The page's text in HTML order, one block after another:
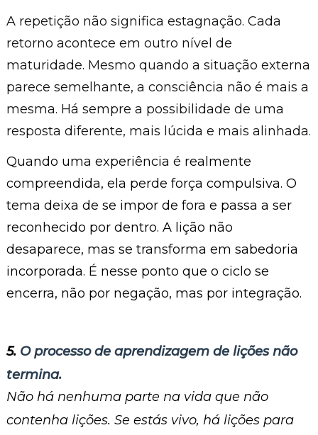
A repetição não significa estagnação. Cada
retorno acontece em outro nível de
maturidade. Mesmo quando a situação externa
parece semelhante, a consciência não é mais a
mesma. Há sempre a possibilidade de uma
resposta diferente, mais lúcida e mais alinhada.
Quando uma experiência é realmente
compreendida, ela perde força compulsiva. O
tema deixa de se impor de fora e passa a ser
reconhecido por dentro. A lição não
desaparece, mas se transforma em sabedoria
incorporada. É nesse ponto que o ciclo se
encerra, não por negação, mas por integração.
5.O processo de aprendizagem de lições não
termina.
Não há nenhuma parte na vida que não
contenha lições. Se estás vivo, há lições para